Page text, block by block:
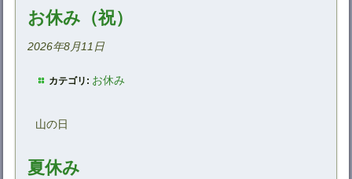
お休み（祝）
2026年8月11日
カテゴリ: お休み
山の日
夏休み